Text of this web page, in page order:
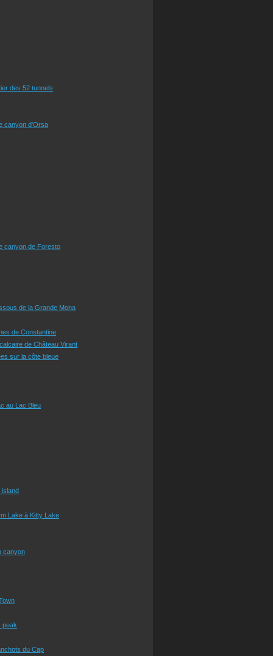
des 52 tunnels
canyon d'Orsa
canyon de Foresto
de la Grande Mona
de Constantine
de Château Virant
sur la côte bleue
au Lac Bleu
island
Lake à Kitty Lake
canyon
peak
du Cap